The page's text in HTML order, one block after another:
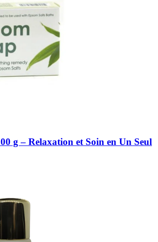
g – Relaxation et Soin en Un Seul